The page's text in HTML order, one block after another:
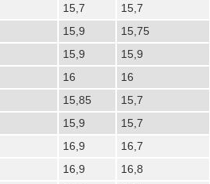
15,7 15,7
15,9
15,75
15,9
15,9
16
16
15,85
15,7
15,9 15,7
16,9
16,7
16,9
16,8